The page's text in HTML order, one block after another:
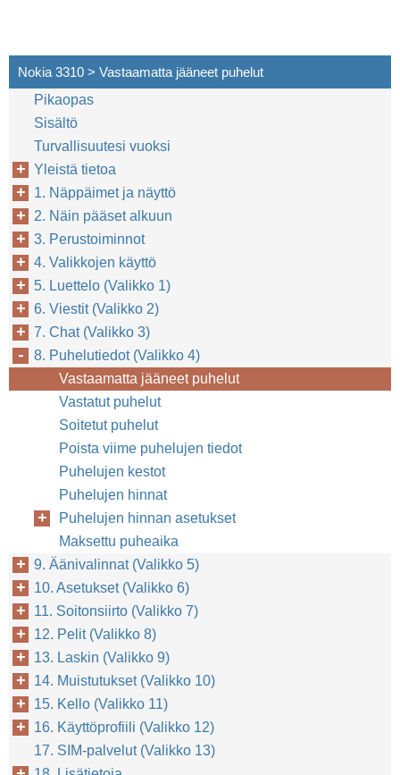
Nokia 3310 > Vastaamatta jääneet puhelut
Pikaopas
Sisältö
Turvallisuutesi vuoksi
Yleistä tietoa
1. Näppäimet ja näyttö
2. Näin pääset alkuun
3. Perustoiminnot
4. Valikkojen käyttö
5. Luettelo (Valikko 1)
6. Viestit (Valikko 2)
7. Chat (Valikko 3)
8. Puhelutiedot (Valikko 4)
Vastaamatta jääneet puhelut
Vastatut puhelut
Soitetut puhelut
Poista viime puhelujen tiedot
Puhelujen kestot
Puhelujen hinnat
Puhelujen hinnan asetukset
Maksettu puheaika
9. Äänivalinnat (Valikko 5)
10. Asetukset (Valikko 6)
11. Soitonsiirto (Valikko 7)
12. Pelit (Valikko 8)
13. Laskin (Valikko 9)
14. Muistutukset (Valikko 10)
15. Kello (Valikko 11)
16. Käyttöprofiili (Valikko 12)
17. SIM-palvelut (Valikko 13)